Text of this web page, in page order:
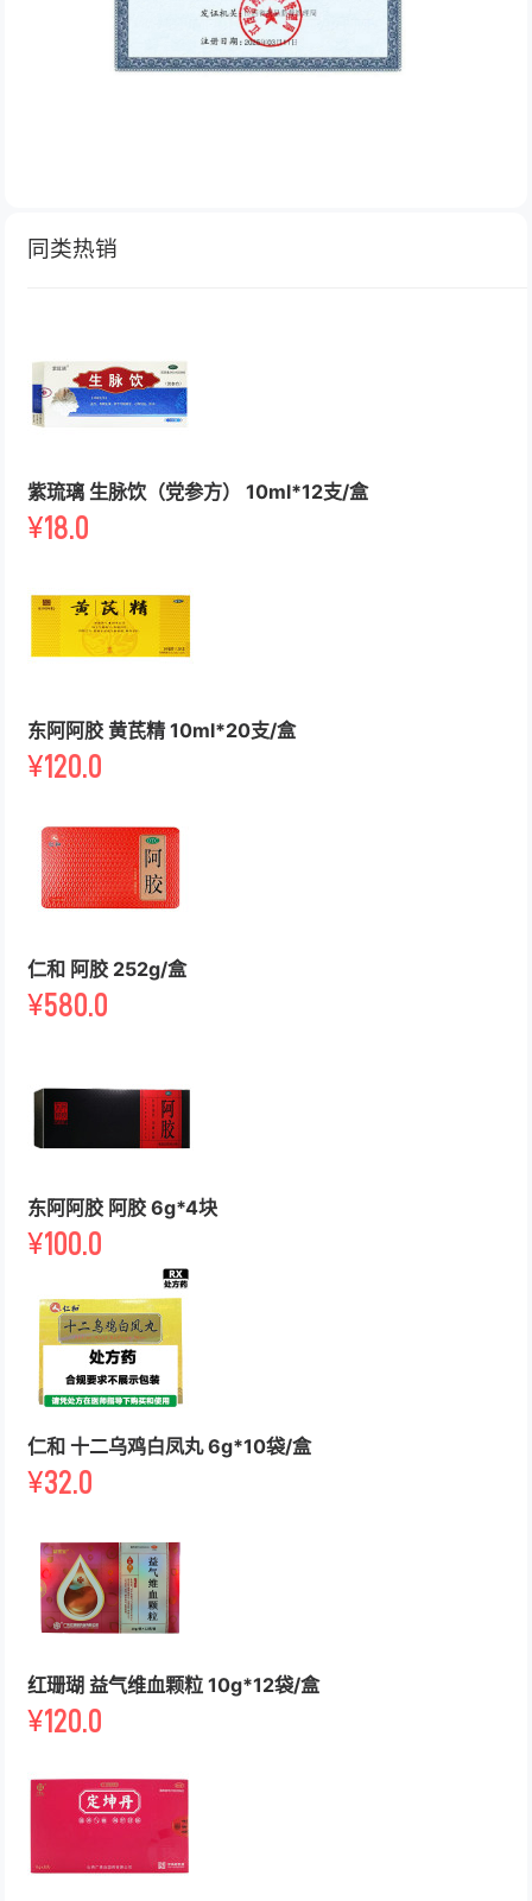
同类热销
紫琉璃 生脉饮（党参方） 10ml*12支/盒
¥18.0
东阿阿胶 黄芪精 10ml*20支/盒
¥120.0
仁和 阿胶 252g/盒
¥580.0
东阿阿胶 阿胶 6g*4块
¥100.0
仁和 十二乌鸡白凤丸 6g*10袋/盒
¥32.0
红珊瑚 益气维血颗粒 10g*12袋/盒
¥120.0